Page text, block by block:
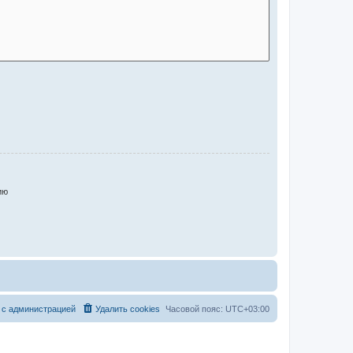
Часовой пояс: UTC+03:00
Удалить cookies
администрацией